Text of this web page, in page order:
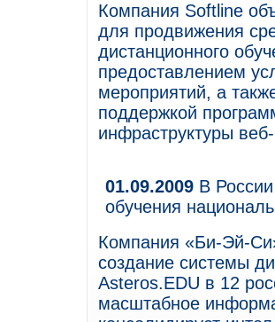
Компания Softline
для продвижения
дистанционного
предоставлением
мероприятий, а
поддержкой
инфраструктуры
01.09.2009 В
обучения
Компания «Би-Эй-
создание системы
Asteros.EDU в 12
масштабное